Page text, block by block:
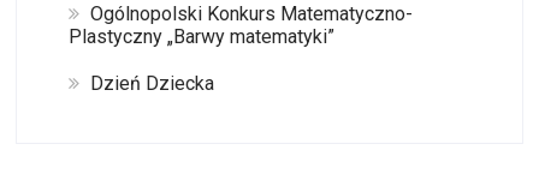
Ogólnopolski Konkurs Matematyczno-
Plastyczny „Barwy matematyki”
Dzień Dziecka